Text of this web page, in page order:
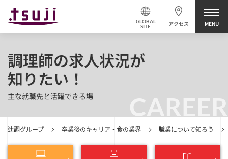
アクセス
GLOBAL
SITE
CAREER
辻調グループ 卒業後のキャリア・食の業界 職業について知ろう
調理師の求人状況が
知りたい！
主な就職先と活躍できる場